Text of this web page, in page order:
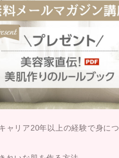
ャリア20年以上の経験で身に